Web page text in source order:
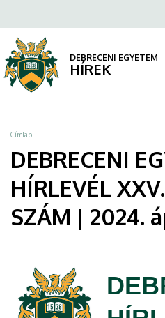
EGYETEM
HÍRLEVÉL
XXV.
ÉVF.
13.
SZÁM
április
a
tartalomra
DEBRECENI EGYETEM
HÍREK
Morzsa
Címlap
DEBRECENI
HÍRLEVÉL
SZÁM | 2024.